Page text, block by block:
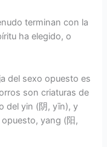
terminan con la
ha elegido, o
del sexo opuesto es
son criaturas de
del yin (阴, yīn), y
yang (阳,